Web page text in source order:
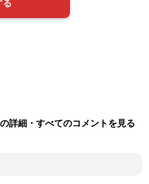
詳細・すべてのコメントを見る